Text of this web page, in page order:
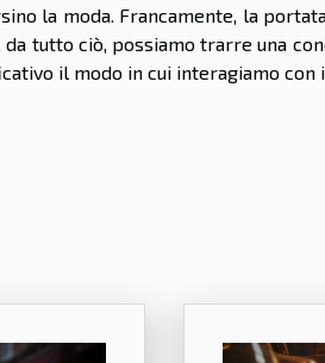
la moda. Francamente, la
tutto ciò, possiamo trarre una
il modo in cui interagiamo con